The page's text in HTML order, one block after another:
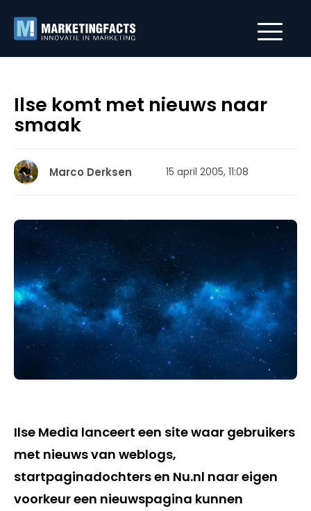
Ilse komt met nieuws naar
smaak
Marco Derksen 15 april 2005, 11:08
Ilse Media lanceert een site waar gebruikers
met nieuws van weblogs,
startpaginadochters en Nu.nl naar eigen
voorkeur een nieuwspagina kunnen